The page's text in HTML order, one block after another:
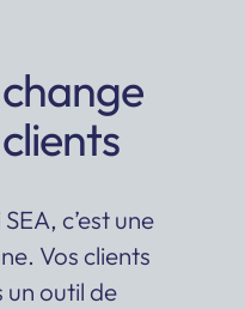
c’est une
Vos clients
un outil de